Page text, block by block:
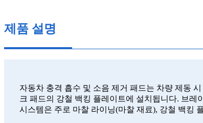
제품 설명
자동차 충격 흡수 및 소음 제거 패드는 차량 제동
크 패드의 강철 백킹 플레이트에 설치됩니다. 브
시스템은 주로 마찰 라이닝(마찰 재료), 강철 백킹